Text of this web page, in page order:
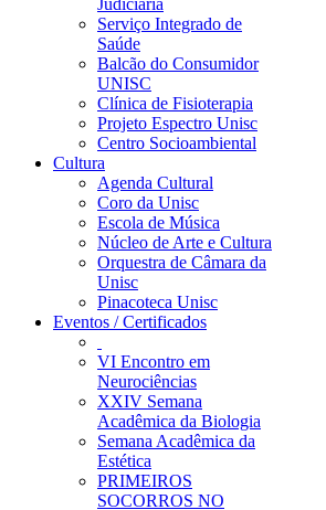
Judiciária
Serviço Integrado de
Saúde
Balcão do Consumidor
UNISC
Clínica de Fisioterapia
Projeto Espectro Unisc
Centro Socioambiental
Cultura
Agenda Cultural
Coro da Unisc
Escola de Música
Núcleo de Arte e Cultura
Orquestra de Câmara da
Unisc
Pinacoteca Unisc
Eventos / Certificados
VI Encontro em
Neurociências
XXIV Semana
Acadêmica da Biologia
Semana Acadêmica da
Estética
PRIMEIROS
SOCORROS NO